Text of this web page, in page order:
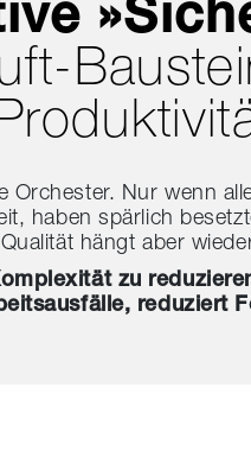
Orchester. Nur wenn
haben spärlich
hängt aber
zu
reduziert